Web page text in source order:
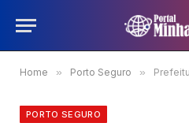
Home » Porto Seguro » Prefeitura
PORTO SEGURO